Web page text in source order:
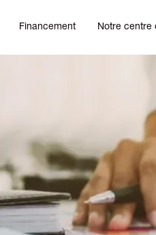
Financement Notre centre